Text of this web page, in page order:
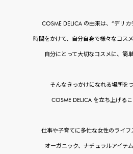
COSME DELICA の由来は、”デリカ
時間をかけて、自分自身で様々なコス
自分にとって大切なコスメに、簡
そんなきっかけになれる場所を
COSME DELICA を立ち上げるこ
仕事や子育てに多忙な女性のライフ
オーガニック、ナチュラルアイテ